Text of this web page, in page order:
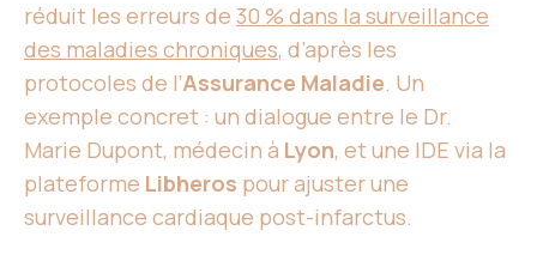
réduit les erreurs de 30 % dans la surveillance
des maladies chroniques, d’après les
protocoles de l’Assurance Maladie. Un
exemple concret : un dialogue entre le Dr.
Marie Dupont, médecin à Lyon, et une IDE via la
plateforme Libheros pour ajuster une
surveillance cardiaque post-infarctus.